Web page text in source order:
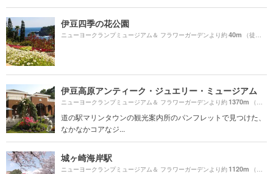
伊豆四季の花公園
ニューヨークランプミュージアム＆ フラワーガーデンより約40m （徒歩1分）
伊豆高原アンティーク・ジュエリー・ミュージアム
ニューヨークランプミュージアム＆ フラワーガーデンより約1370m （徒歩23分）
道の駅マリンタウンの観光案内所のパンフレットで見つけた、
なかなかコアなジ...
城ヶ崎海岸駅
ニューヨークランプミュージアム＆ フラワーガーデンより約1120m （徒歩19分）